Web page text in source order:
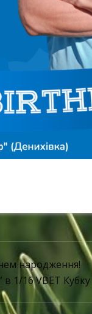
народження!
в 1/16 VBET